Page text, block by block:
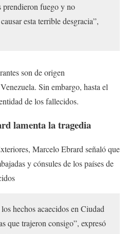
prendieron fuego y no
esta terrible desgracia”,
son de origen
Sin embargo, hasta el
de los fallecidos.
lamenta la tragedia
Marcelo Ebrard señaló que
y cónsules de los países de
hechos acaecidos en Ciudad
que trajeron consigo”, expresó